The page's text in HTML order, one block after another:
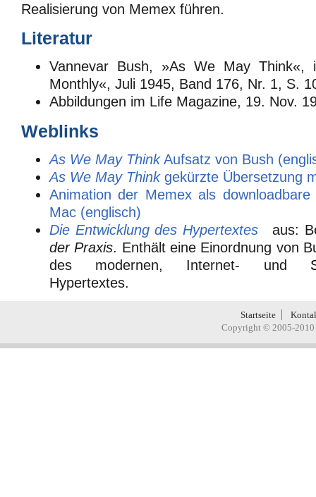
Realisierung von Memex führen.
Literatur
Vannevar Bush, »As We May Think«,
Monthly«, Juli 1945, Band 176, Nr. 1, S.
Abbildungen im Life Magazine, 19. Nov.
Weblinks
As We May ThinkAufsatz von Bush
As We May Thinkgekürzte Übersetzung
Animation der Memex als
Mac (englisch)
Die Entwicklung des Hypertextes
aus:
der Praxis. Enthält eine Einordnung von
des modernen, Internet- und
Hypertextes.
Startseite
Copyright © 2005-2010